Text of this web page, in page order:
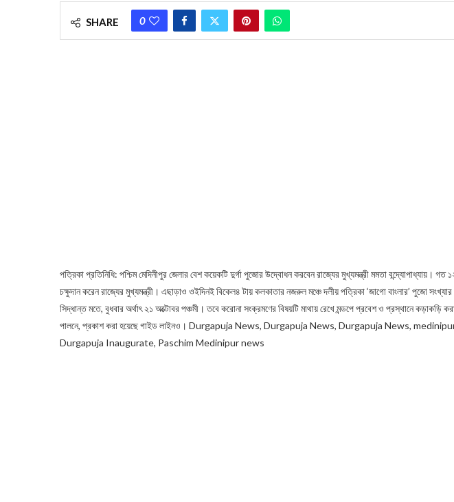
SHARE 0
পত্রিকা প্রতিনিধি: পশ্চিম মেদিনীপুর জেলার বেশ কয়েকটি দুর্গা পুজোর উদ্বোধন করবেন রাজ্যের মুখ্যমন্ত্রী মমত‍া বন্দ্যােপাধ্যায়। গত
চক্ষুদান করেন রাজ্যের মুখ্যমন্ত্রী। এছাড়াও ওইদিনই বিকেল৪ টায় কলকাতার নজরুল মঞ্চে দলীয় পত্রিকা ‘জাগো বাংলার’ পুজো
সিদ্ধান্ত মতে, বুধবার অর্থাৎ ২১ অক্টোবর পঞ্চমী। তবে করোনা সংক্রমণের বিষয়টি মাথায় রেখে মন্ডপে প্রবেশ ও প্রস্থানে কড়াকড়ি
পালনে, প্রকাশ করা হয়েছে গাইড লাইনও। Durgapuja News, Durgapuja News, Durgapuja News,
Durgapuja Inaugurate, Paschim Medinipur news